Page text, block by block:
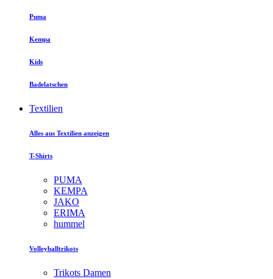
Puma
Kempa
Kids
Badelatschen
Textilien
Alles aus Textilien anzeigen
T-Shirts
PUMA
KEMPA
JAKO
ERIMA
hummel
Volleyballtrikots
Trikots Damen